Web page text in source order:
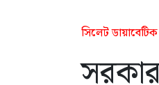
সিলেট